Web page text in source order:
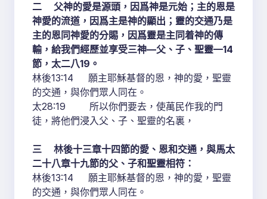
二 父神的愛是源頭，因爲神是元始；主的恩是
神愛的流道，因爲主是神的顯出；靈的交通乃是
主的恩同神愛的分賜，因爲靈是主同着神的傳
輸，給我們經歷並享受三神—父、子、聖靈—14
節，太二八19。
林後13:14 願主耶穌基督的恩，神的愛，聖靈
的交通，與你們眾人同在。
太28:19 所以你們要去，使萬民作我的門
徒，將他們浸入父、子、聖靈的名裏，
三 林後十三章十四節的愛、恩和交通，與馬太
二十八章十九節的父、子和聖靈相符：
林後13:14 願主耶穌基督的恩，神的愛，聖靈
的交通，與你們眾人同在。